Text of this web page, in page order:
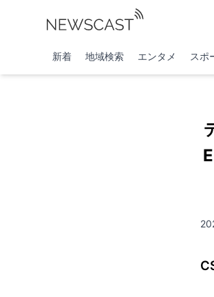
新着 地域検索 エンタメ スポ